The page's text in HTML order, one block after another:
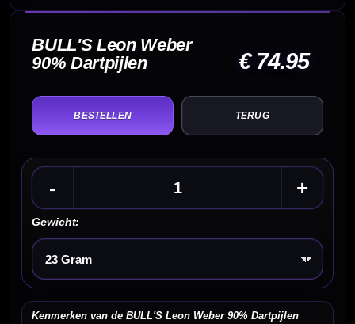
BULL'S Leon Weber
90% Dartpijlen
€ 74.95
TERUG
- +
Gewicht:
Kies een optie
Kenmerken van de BULL'S Leon Weber 90% Dartpijlen